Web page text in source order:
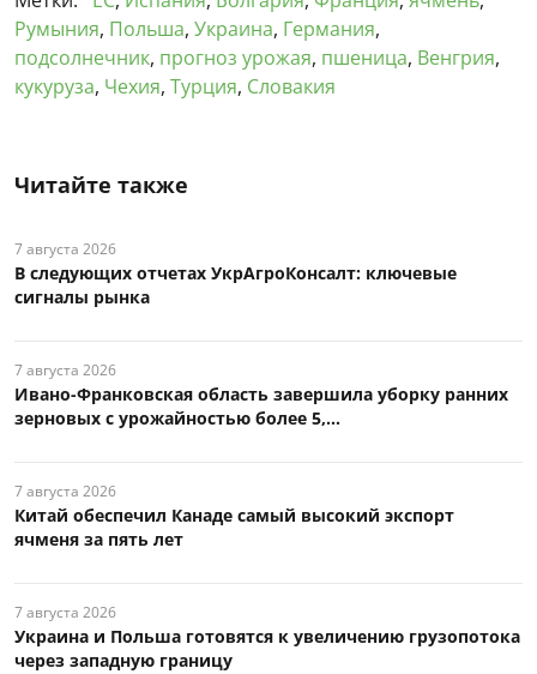
Румыния, Польша, Украина, Германия,
подсолнечник, прогноз урожая, пшеница, Венгрия,
кукуруза, Чехия, Турция, Словакия
Читайте также
7 августа 2026
В следующих отчетах УкрАгроКонсалт: ключевые
сигналы рынка
7 августа 2026
Ивано-Франковская область завершила уборку ранних
зерновых с урожайностью более 5,...
7 августа 2026
Китай обеспечил Канаде самый высокий экспорт
ячменя за пять лет
7 августа 2026
Украина и Польша готовятся к увеличению грузопотока
через западную границу